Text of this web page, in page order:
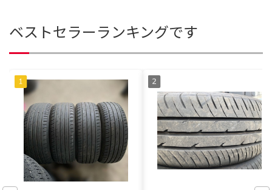
ベストセラーランキングです